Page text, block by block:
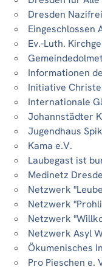
Dresden Nazifrei
Eingeschlossen
Ev.-Luth.
Informationen
Initiative
Internationale
Johannstädter
Jugendhaus
Kama e.V.
Laubegast ist
Medinetz
Netzwerk
Netzwerk
Netzwerk
Netzwerk Asyl
Ökumenisches
Pro Pieschen e.